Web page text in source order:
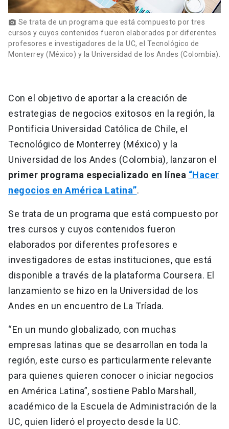
photo_camera Se trata de un programa que está compuesto por tres
cursos y cuyos contenidos fueron elaborados por diferentes
profesores e investigadores de la UC, el Tecnológico de
Monterrey (México) y la Universidad de los Andes (Colombia).
Con el objetivo de aportar a la creación de
estrategias de negocios exitosos en la región, la
Pontificia Universidad Católica de Chile, el
Tecnológico de Monterrey (México) y la
Universidad de los Andes (Colombia), lanzaron el
primer programa especializado en línea “Hacer
negocios en América Latina”.
Se trata de un programa que está compuesto por
tres cursos y cuyos contenidos fueron
elaborados por diferentes profesores e
investigadores de estas instituciones, que está
disponible a través de la plataforma Coursera. El
lanzamiento se hizo en la Universidad de los
Andes en un encuentro de La Tríada.
“En un mundo globalizado, con muchas
empresas latinas que se desarrollan en toda la
región, este curso es particularmente relevante
para quienes quieren conocer o iniciar negocios
en América Latina”, sostiene Pablo Marshall,
académico de la Escuela de Administración de la
UC, quien lideró el proyecto desde la UC.